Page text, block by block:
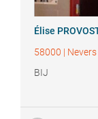
Élise
58000 | Nevers
BIJ